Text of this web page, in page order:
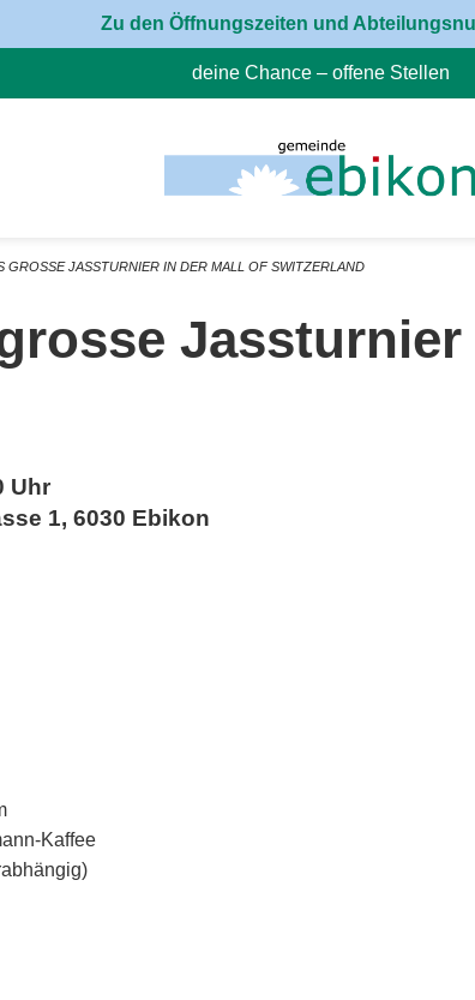
Zu den Öffnungszeiten und
deine Chance – offene Stellen
GROSSE JASSTURNIER IN DER MALL OF SWITZERLAND
Uhr
1, 6030 Ebikon
Kaffee